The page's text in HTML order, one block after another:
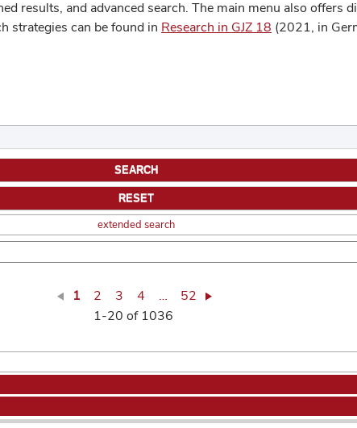
results, and advanced search. The main menu also offers
strategies can be found in Research in GJZ 18 (2021, in
extended search
1 2 3 4 …
52
1-20 of 1036